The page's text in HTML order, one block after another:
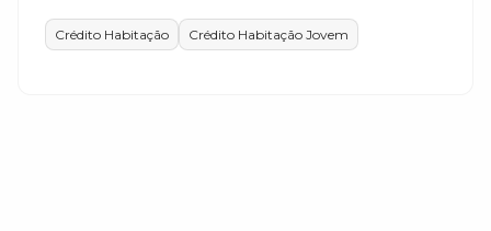
Crédito Habitação Crédito Habitação Jovem